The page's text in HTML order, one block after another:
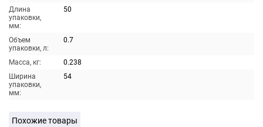
Длина
упаковки,
мм:
50
Объем
упаковки, л:
0.7
Масса, кг:
0.238
Ширина
упаковки,
мм:
54
Похожие товары